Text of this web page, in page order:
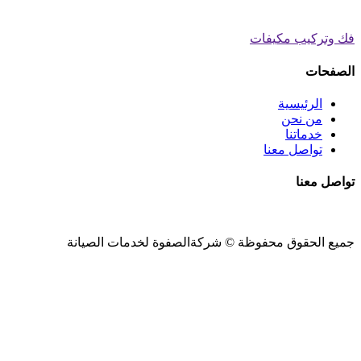
فك وتركيب مكيفات
الصفحات
الرئيسية
من نحن
خدماتنا
تواصل معنا
تواصل معنا
جميع الحقوق محفوظة © شركةالصفوة لخدمات الصيانة